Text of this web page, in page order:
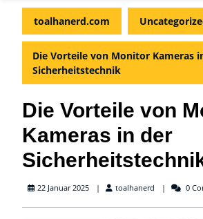
toalhanerd.com
Die Vorteile von Monitor Kameras
Sicherheitstechnik
Die Vorteile von
Kameras in der
22 Januar 2025 toalhanerd toalhanerd
0